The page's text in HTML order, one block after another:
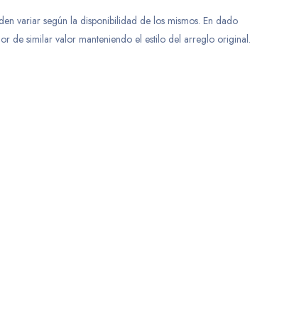
variar según la disponibilidad de los mismos. En dado
de similar valor manteniendo el estilo del arreglo original.